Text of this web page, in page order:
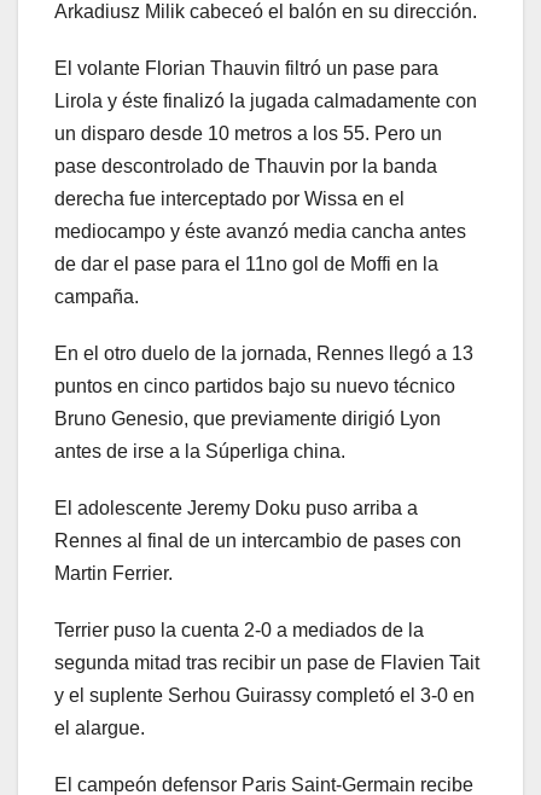
Arkadiusz Milik cabeceó el balón en su dirección.
El volante Florian Thauvin filtró un pase para
Lirola y éste finalizó la jugada calmadamente con
un disparo desde 10 metros a los 55. Pero un
pase descontrolado de Thauvin por la banda
derecha fue interceptado por Wissa en el
mediocampo y éste avanzó media cancha antes
de dar el pase para el 11no gol de Moffi en la
campaña.
En el otro duelo de la jornada, Rennes llegó a 13
puntos en cinco partidos bajo su nuevo técnico
Bruno Genesio, que previamente dirigió Lyon
antes de irse a la Súperliga china.
El adolescente Jeremy Doku puso arriba a
Rennes al final de un intercambio de pases con
Martin Ferrier.
Terrier puso la cuenta 2-0 a mediados de la
segunda mitad tras recibir un pase de Flavien Tait
y el suplente Serhou Guirassy completó el 3-0 en
el alargue.
El campeón defensor Paris Saint-Germain recibe